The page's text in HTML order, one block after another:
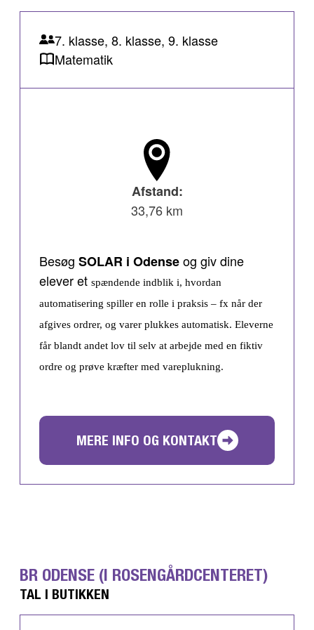
7. klasse, 8. klasse, 9. klasse
Matematik
Afstand:
33,76 km
Besøg SOLAR i Odenseog giv dine
elever et spændende indblik i, hvordan
automatisering spiller en rolle i praksis – fx når der
afgives ordrer, og varer plukkes automatisk. Eleverne
får blandt andet lov til selv at arbejde med en fiktiv
ordre og prøve kræfter med vareplukning.
MERE INFO OG KONTAKT
BR ODENSE (I ROSENGÅRDCENTERET)
TAL I BUTIKKEN